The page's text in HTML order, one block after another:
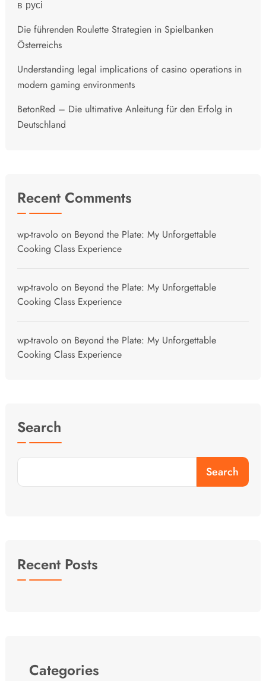
в русі
Die führenden Roulette Strategien in Spielbanken
Österreichs
Understanding legal implications of casino operations in
modern gaming environments
BetonRed – Die ultimative Anleitung für den Erfolg in
Deutschland
Recent Comments
wp-travolo on Beyond the Plate: My Unforgettable
Cooking Class Experience
wp-travolo on Beyond the Plate: My Unforgettable
Cooking Class Experience
wp-travolo on Beyond the Plate: My Unforgettable
Cooking Class Experience
Search
Search
Recent Posts
Categories